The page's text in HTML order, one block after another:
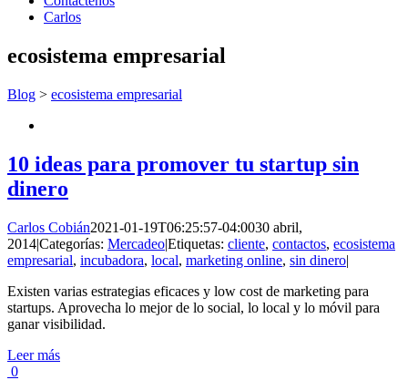
Carlos
ecosistema empresarial
Blog > ecosistema empresarial
10 ideas para promover tu startup sin
dinero
Carlos Cobián2021-01-19T06:25:57-04:0030 abril,
2014|Categorías: Mercadeo|Etiquetas: cliente, contactos, ecosistema
empresarial, incubadora, local, marketing online, sin dinero|
Existen varias estrategias eficaces y low cost de marketing para
startups. Aprovecha lo mejor de lo social, lo local y lo móvil para
ganar visibilidad.
Leer más
0